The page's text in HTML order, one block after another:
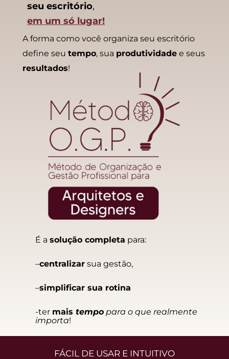
seu escritório,
em um só lugar!
A forma como você organiza seu escritório
define seu tempo, sua produtividade e seus
resultados!
É a solução completa para:
–centralizar sua gestão,
–simplificar sua rotina
-ter mais tempo para o que realmente
importa!
FÁCIL DE USAR E INTUITIVO